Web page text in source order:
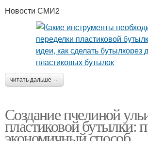
Новости СМИ2
читать дальше →
Создание пчелиной
пластиковой бутылки: